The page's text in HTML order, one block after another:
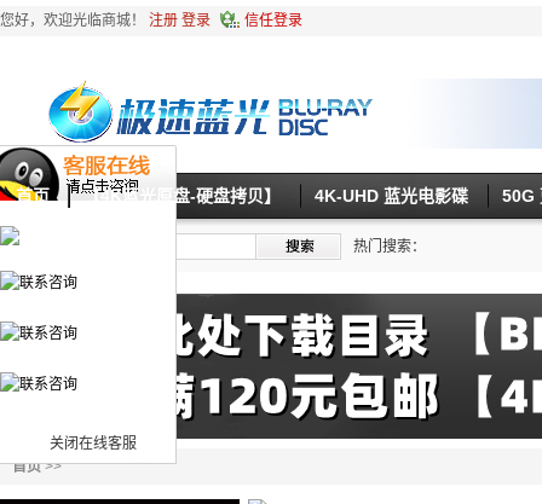
关闭在线客服
您好，欢迎光临商城！ 注册 登录 信任登录
首页 【4K蓝光原盘-硬盘拷贝】 4K-UHD 蓝光电影碟 50G
热门搜索：
首页>>